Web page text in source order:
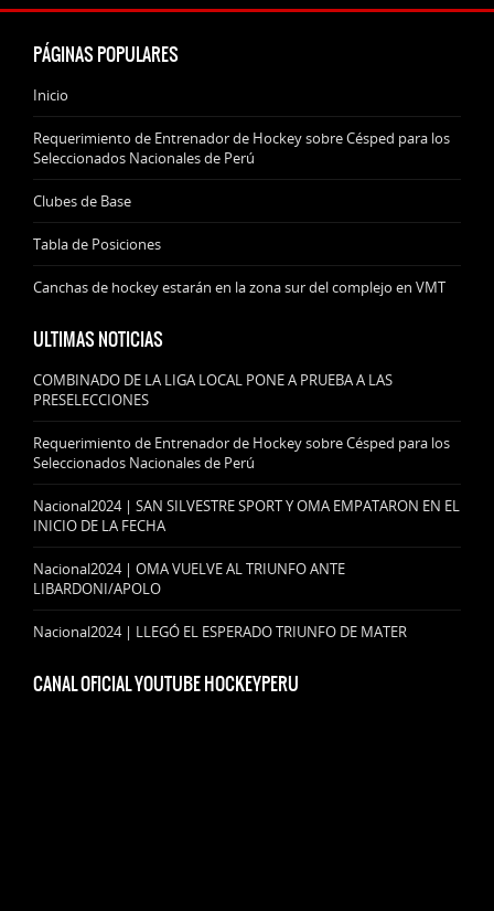
PÁGINAS POPULARES
Inicio
Requerimiento de Entrenador de Hockey sobre Césped para los
Seleccionados Nacionales de Perú
Clubes de Base
Tabla de Posiciones
Canchas de hockey estarán en la zona sur del complejo en VMT
ULTIMAS NOTICIAS
COMBINADO DE LA LIGA LOCAL PONE A PRUEBA A LAS
PRESELECCIONES
Requerimiento de Entrenador de Hockey sobre Césped para los
Seleccionados Nacionales de Perú
Nacional2024 | SAN SILVESTRE SPORT Y OMA EMPATARON EN EL
INICIO DE LA FECHA
Nacional2024 | OMA VUELVE AL TRIUNFO ANTE
LIBARDONI/APOLO
Nacional2024 | LLEGÓ EL ESPERADO TRIUNFO DE MATER
CANAL OFICIAL YOUTUBE HOCKEYPERU